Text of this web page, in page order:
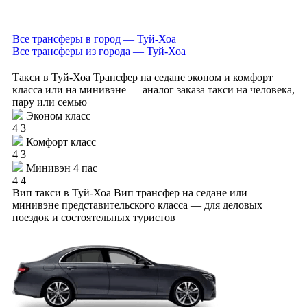
Все трансферы в город — Туй-Хоа
Все трансферы из города — Туй-Хоа
Такси в Туй-Хоа Трансфер на седане эконом и комфорт
класса или на минивэне — аналог заказа такси на человека,
пару или семью
Эконом класс
4 3
Комфорт класс
4 3
Минивэн 4 пас
4 4
Вип такси в Туй-Хоа Вип трансфер на седане или
минивэне представительского класса — для деловых
поездок и состоятельных туристов